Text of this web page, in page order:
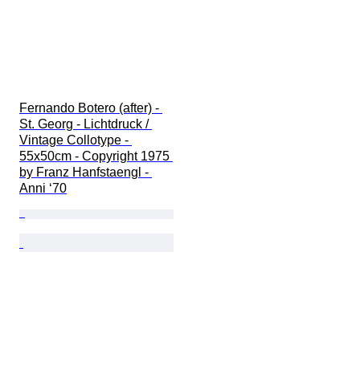
Fernando Botero (after) -
St. Georg - Lichtdruck /
Vintage Collotype -
55x50cm - Copyright 1975
by Franz Hanfstaengl -
Anni ‘70